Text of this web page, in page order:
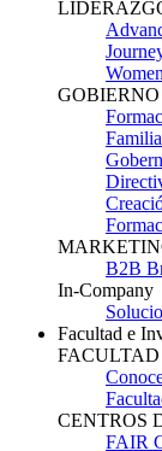
B2B
In-Company
Facultad e
FACULTAD
CENTROS
FAIR